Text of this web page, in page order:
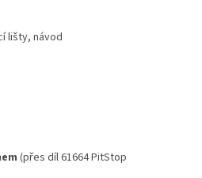
lišty, návod
(přes díl 61664 PitStop